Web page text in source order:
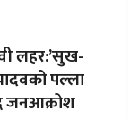
लहर:’सुख-
पल्ला
जनआक्रोश